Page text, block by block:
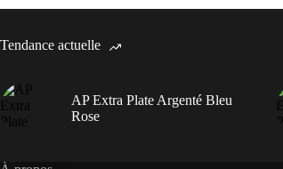
Tendance actuelle
AP Extra Plate Argenté Bleu
Rose